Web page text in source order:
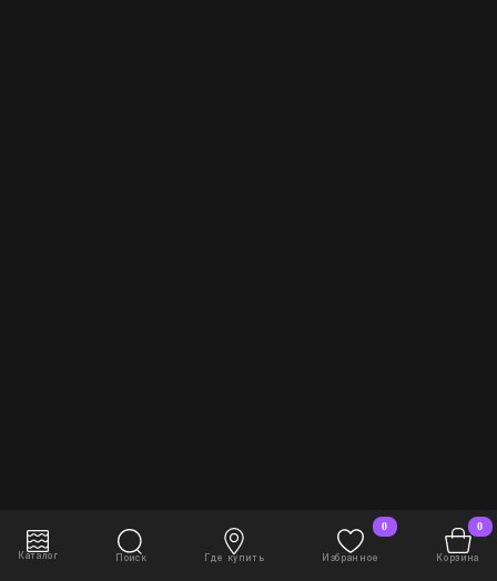
3 782 руб./шт
В корзину
Каталог Поиск Где купить
0
Избранное
0
Корзина